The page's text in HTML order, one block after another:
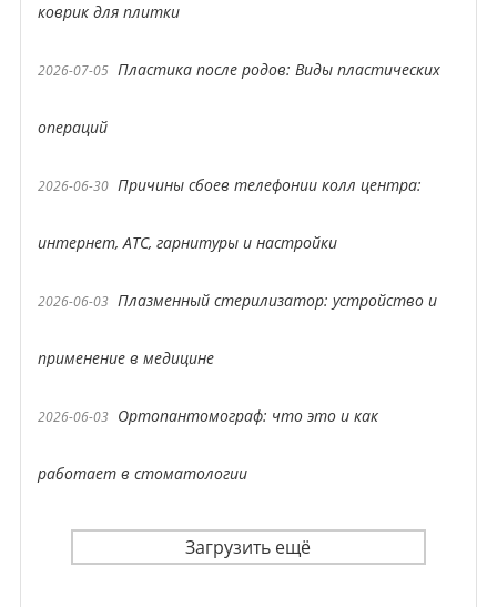
коврик для плитки
2026-07-05 Пластика после родов: Виды пластических
операций
2026-06-30 Причины сбоев телефонии колл центра:
интернет, АТС, гарнитуры и настройки
2026-06-03 Плазменный стерилизатор: устройство и
применение в медицине
2026-06-03 Ортопантомограф: что это и как
работает в стоматологии
Загрузить ещё